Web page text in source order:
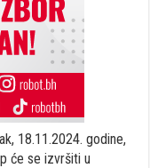
18.11.2024. godine,
će se izvršiti u